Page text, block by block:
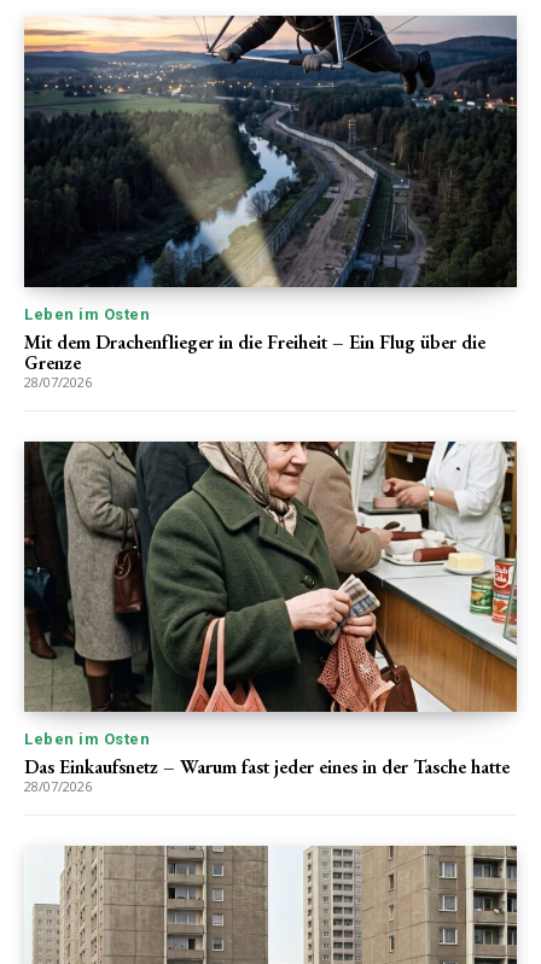
Leben im Osten
Mit dem Drachenflieger in die Freiheit – Ein Flug über die
Grenze
28/07/2026
Leben im Osten
Das Einkaufsnetz – Warum fast jeder eines in der Tasche hatte
28/07/2026